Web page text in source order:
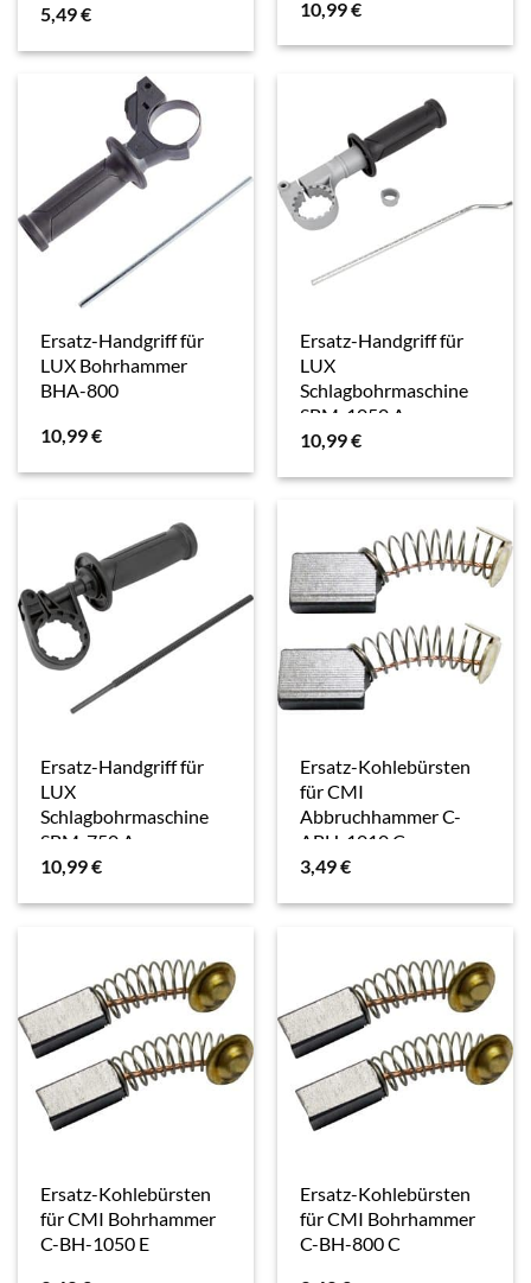
5,49€ 10,99€
Ersatz-Handgriff für
LUX Bohrhammer
BHA-800
10,99€
Ersatz-Handgriff für
LUX
Schlagbohrmaschine
SBM-1050 A
10,99€
Ersatz-Handgriff für
LUX
Schlagbohrmaschine
SBM-750 A
10,99€
Ersatz-Kohlebürsten
für CMI
Abbruchhammer C-
ABH-1010 C
3,49€
Ersatz-Kohlebürsten
für CMI Bohrhammer
C-BH-1050 E
Ersatz-Kohlebürsten
für CMI Bohrhammer
C-BH-800 C